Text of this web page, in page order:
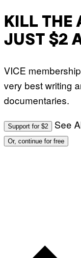
KILL THE
JUST $2
VICE
very best writing
documentaries.
Support for $2 See
Or, continue for free